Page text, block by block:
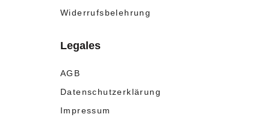
Widerrufsbelehrung
Legales
AGB
Datenschutzerklärung
Impressum